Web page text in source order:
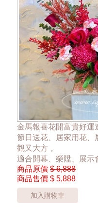
金馬報喜花開富貴好運
節日送花、居家用花、
觀又大方，
適合開幕、榮陞、展示
桃園市區過來香鮮花店
*桃園區以外酌收運費
**此商品只提供桃園市
商品原價 $ 6,888
商品售價 $ 5,888
加入購物車